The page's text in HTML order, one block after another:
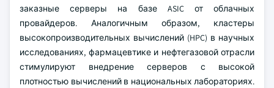
заказные серверы на базе ASIC от облачных
провайдеров. Аналогичным образом, кластеры
высокопроизводительных вычислений (HPC) в научных
исследованиях, фармацевтике и нефтегазовой отрасли
стимулируют внедрение серверов с высокой
плотностью вычислений в национальных лабораториях.